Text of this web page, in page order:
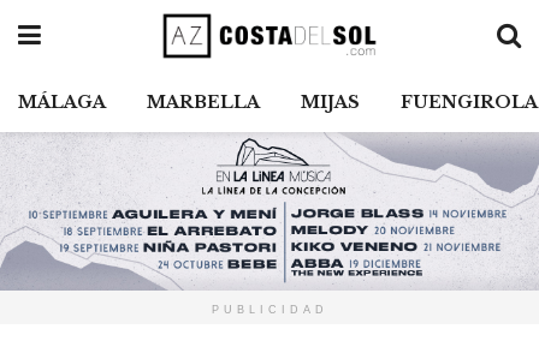
MÁLAGA MARBELLA MIJAS FUENGIROLA
PUBLICIDAD